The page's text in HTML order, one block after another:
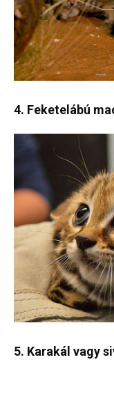
4. Feketelábú
5. Karakál vagy